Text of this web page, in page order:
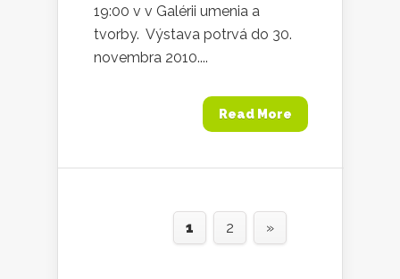
19:00 v v Galérii umenia a
tvorby. Výstava potrvá do 30.
novembra 2010....
Read More
1 2 »